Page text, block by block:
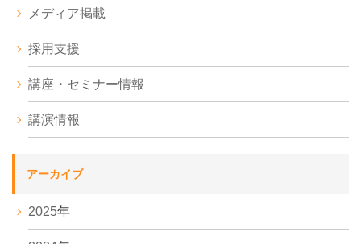
メディア掲載
採用支援
講座・セミナー情報
講演情報
アーカイブ
2025年